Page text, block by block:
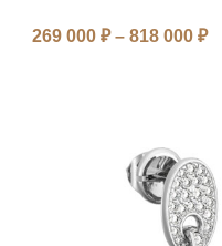
269 000₽ – 818 000₽